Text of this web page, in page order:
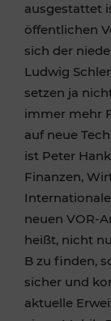
ausgestattet
öffentlichen
sich der
Ludwig
setzen ja
immer mehr
auf neue
ist Peter
Finanzen,
neuen VOR-
heißt, nicht
B zu finden,
sicher und
aktuelle